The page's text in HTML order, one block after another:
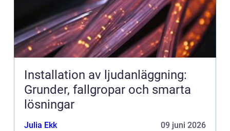
Installation av ljudanläggning:
Grunder, fallgropar och smarta
lösningar
Julia Ekk 09 juni 2026